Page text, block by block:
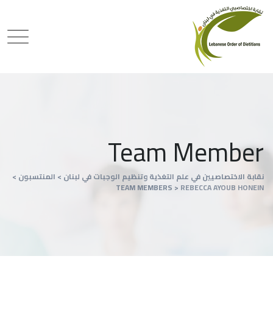
Team Member
نقابة الاختصاصيين في علم التغذية وتنظيم الوجبات في لبنان > المنتسبون >
TEAM MEMBERS > REBECCA AYOUB HONEIN